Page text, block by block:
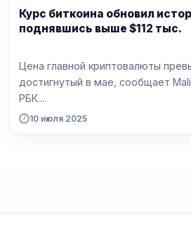
Курс биткоина обновил
поднявшись выше $112 тыс.
Цена главной криптовалюты
достигнутый в мае, сообщает
РБК....
10 июля 2025